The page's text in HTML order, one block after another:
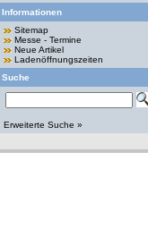
Informationen
Sitemap
Messe - Termine
Neue Artikel
Ladenöffnungszeiten
Suche
Erweiterte Suche »